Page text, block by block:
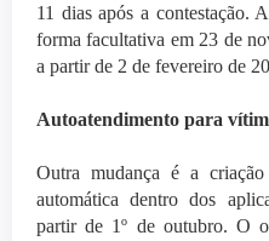
11 dias após a contestação.
forma facultativa em 23 de
a partir de 2 de fevereiro de
Autoatendimento para
Outra mudança é a
automática dentro dos
partir de 1º de outubro. O